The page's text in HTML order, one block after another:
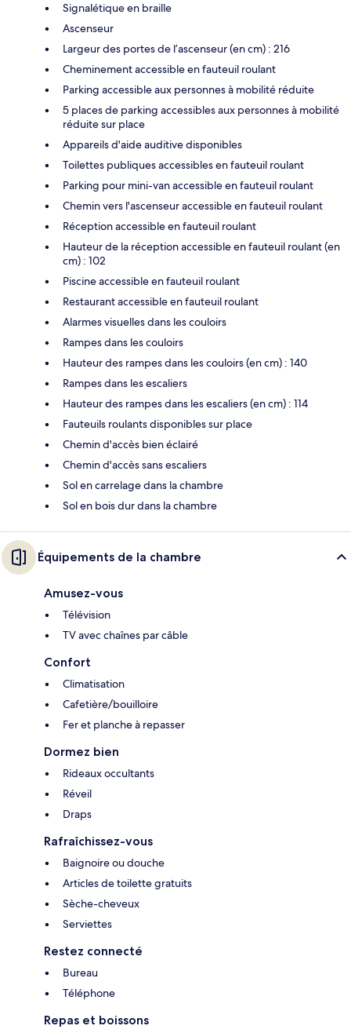
Signalétique en braille
Ascenseur
Largeur des portes de l’ascenseur (en cm) : 216
Cheminement accessible en fauteuil roulant
Parking accessible aux personnes à mobilité réduite
5 places de parking accessibles aux personnes à mobilité
réduite sur place
Appareils d'aide auditive disponibles
Toilettes publiques accessibles en fauteuil roulant
Parking pour mini-van accessible en fauteuil roulant
Chemin vers l'ascenseur accessible en fauteuil roulant
Réception accessible en fauteuil roulant
Hauteur de la réception accessible en fauteuil roulant (en
cm) : 102
Piscine accessible en fauteuil roulant
Restaurant accessible en fauteuil roulant
Alarmes visuelles dans les couloirs
Rampes dans les couloirs
Hauteur des rampes dans les couloirs (en cm) : 140
Rampes dans les escaliers
Hauteur des rampes dans les escaliers (en cm) : 114
Fauteuils roulants disponibles sur place
Chemin d'accès bien éclairé
Chemin d'accès sans escaliers
Sol en carrelage dans la chambre
Sol en bois dur dans la chambre
Équipements de la chambre
Amusez-vous
Télévision
TV avec chaînes par câble
Confort
Climatisation
Cafetière/bouilloire
Fer et planche à repasser
Dormez bien
Rideaux occultants
Réveil
Draps
Rafraîchissez-vous
Baignoire ou douche
Articles de toilette gratuits
Sèche-cheveux
Serviettes
Restez connecté
Bureau
Téléphone
Repas et boissons